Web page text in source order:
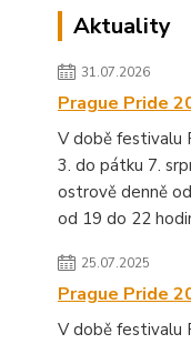
Aktuality
31.07.2026
Prague Pride
V době festivalu
3. do pátku 7.
ostrově denně
od 19 do 22
25.07.2025
Prague Pride
V době festivalu